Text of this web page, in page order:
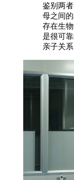
鉴别两
母之间
存在生
是很可
亲子关系